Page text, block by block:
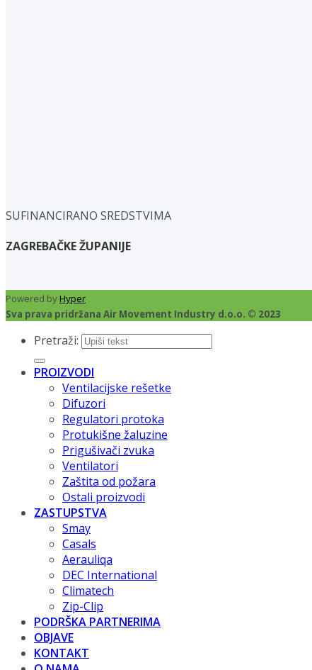
SUFINANCIRANO SREDSTVIMA
ZAGREBAČKE ŽUPANIJE
Powered byHyper
Sva prava pridržana Air Movement Industry d.o.o. © 2023
Pretraži:
PROIZVODI
Ventilacijske rešetke
Difuzori
Regulatori protoka
Protukišne žaluzine
Prigušivači zvuka
Ventilatori
Zaštita od požara
Ostali proizvodi
ZASTUPSTVA
Smay
Casals
Aerauliqa
DEC International
Climatech
Zip-Clip
PODRŠKA PARTNERIMA
OBJAVE
KONTAKT